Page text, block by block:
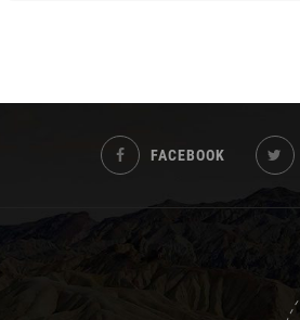
FACEBOOK